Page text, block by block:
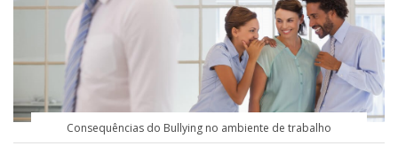
Consequências do Bullying no ambiente de trabalho